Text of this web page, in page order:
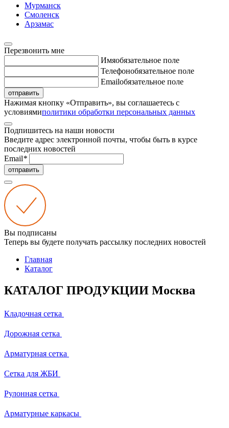
Мурманск
Смоленск
Арзамас
Перезвонить мне
Имяобязательное поле
Телефонобязательное поле
Emailобязательное поле
отправить
Нажимая кнопку «Отправить», вы соглашаетесь с
условиямиполитики обработки персональных данных
Подпишитесь на наши новости
Введите адрес электронной почты, чтобы быть в курсе
последних новостей
Email*
отправить
Вы подписаны
Теперь вы будете получать рассылку последних новостей
Главная
Каталог
КАТАЛОГ ПРОДУКЦИИ Москва
Кладочная сетка
Дорожная сетка
Арматурная сетка
Сетка для ЖБИ
Рулонная сетка
Арматурные каркасы